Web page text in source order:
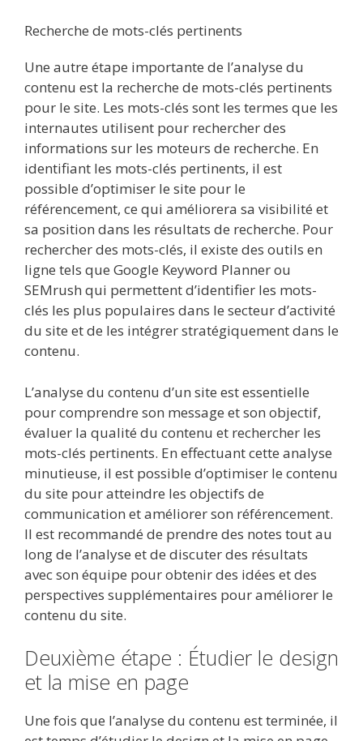
Recherche de mots-clés pertinents
Une autre étape importante de l’analyse du
contenu est la recherche de mots-clés pertinents
pour le site. Les mots-clés sont les termes que les
internautes utilisent pour rechercher des
informations sur les moteurs de recherche. En
identifiant les mots-clés pertinents, il est
possible d’optimiser le site pour le
référencement, ce qui améliorera sa visibilité et
sa position dans les résultats de recherche. Pour
rechercher des mots-clés, il existe des outils en
ligne tels que Google Keyword Planner ou
SEMrush qui permettent d’identifier les mots-
clés les plus populaires dans le secteur d’activité
du site et de les intégrer stratégiquement dans le
contenu.
L’analyse du contenu d’un site est essentielle
pour comprendre son message et son objectif,
évaluer la qualité du contenu et rechercher les
mots-clés pertinents. En effectuant cette analyse
minutieuse, il est possible d’optimiser le contenu
du site pour atteindre les objectifs de
communication et améliorer son référencement.
Il est recommandé de prendre des notes tout au
long de l’analyse et de discuter des résultats
avec son équipe pour obtenir des idées et des
perspectives supplémentaires pour améliorer le
contenu du site.
Deuxième étape : Étudier le design
et la mise en page
Une fois que l’analyse du contenu est terminée, il